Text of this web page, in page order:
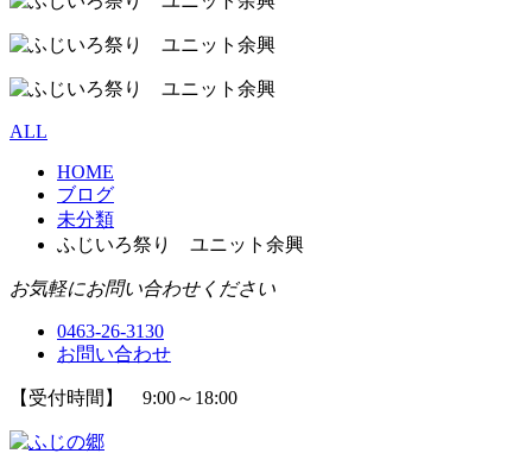
ALL
HOME
ブログ
未分類
ふじいろ祭り ユニット余興
お気軽にお問い合わせください
0463-26-3130
お問い合わせ
【受付時間】 9:00～18:00